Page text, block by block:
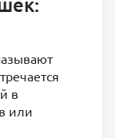
в
или